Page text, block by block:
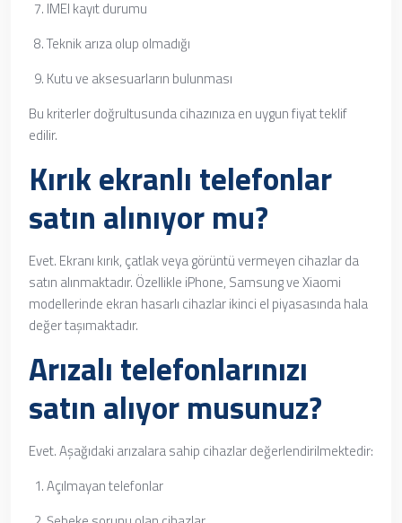
IMEI kayıt durumu
Teknik arıza olup olmadığı
Kutu ve aksesuarların bulunması
Bu kriterler doğrultusunda cihazınıza en uygun fiyat teklif
edilir.
Kırık ekranlı telefonlar
satın alınıyor mu?
Evet. Ekranı kırık, çatlak veya görüntü vermeyen cihazlar da
satın alınmaktadır. Özellikle iPhone, Samsung ve Xiaomi
modellerinde ekran hasarlı cihazlar ikinci el piyasasında hala
değer taşımaktadır.
Arızalı telefonlarınızı
satın alıyor musunuz?
Evet. Aşağıdaki arızalara sahip cihazlar değerlendirilmektedir:
Açılmayan telefonlar